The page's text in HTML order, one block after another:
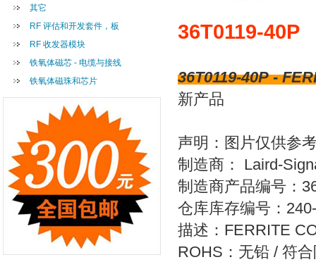
其它
RF 评估和开发套件，板
RF 收发器模块
铁氧体磁芯 - 电缆与接线
铁氧体磁珠和芯片
36T0119-40P
36T0119-40P -
新产品
声明：图片仅供参
制造商： Laird-
制造商产品编号：
仓库库存编号：
描述：FERRITE
ROHS：无铅 / 符